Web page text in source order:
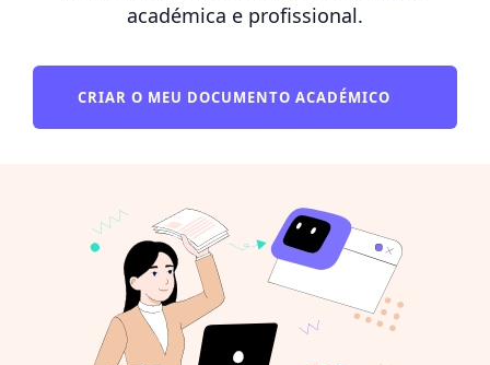
académica e profissional.
CRIAR O MEU DOCUMENTO ACADÉMICO